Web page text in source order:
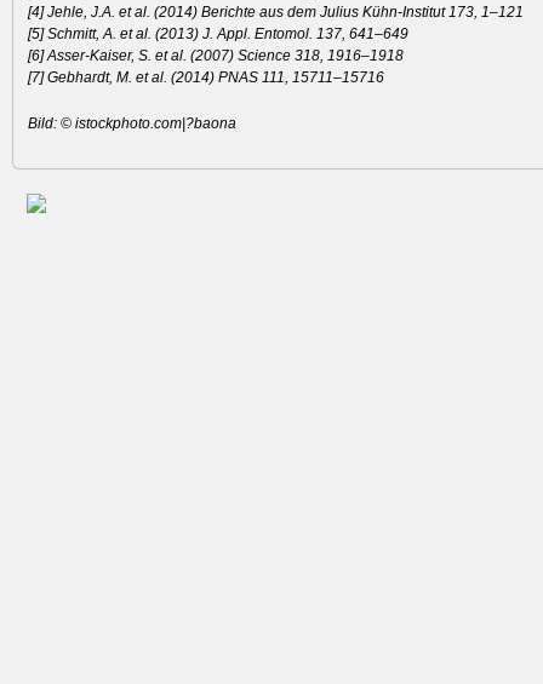
[4] Jehle, J.A. et al. (2014) Berichte aus dem Julius Kühn-Institut 173, 1–121
[5] Schmitt, A. et al. (2013) J. Appl. Entomol. 137, 641–649
[6] Asser-Kaiser, S. et al. (2007) Science 318, 1916–1918
[7] Gebhardt, M. et al. (2014) PNAS 111, 15711–15716
Bild: © istockphoto.com|?baona